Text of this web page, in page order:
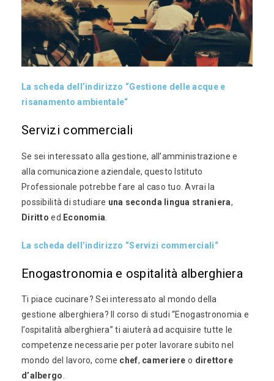
La scheda dell’indirizzo “Gestione delle acque e
risanamento ambientale“
Servizi commerciali
Se sei interessato alla gestione, all’amministrazione e
alla comunicazione aziendale, questo Istituto
Professionale potrebbe fare al caso tuo. Avrai la
possibilità di studiare una seconda lingua straniera,
Diritto ed Economia
La scheda dell’indirizzo “Servizi commerciali“
Enogastronomia e ospitalità alberghiera
Ti piace cucinare? Sei interessato al mondo della
gestione alberghiera? Il corso di studi “Enogastronomia e
l’ospitalità alberghiera” ti aiuterà ad acquisire tutte le
competenze necessarie per poter lavorare subito nel
mondo del lavoro, come chef, cameriere o direttore
d’albergo